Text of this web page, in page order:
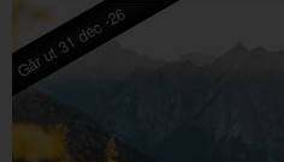
Går ut 31 dec -26